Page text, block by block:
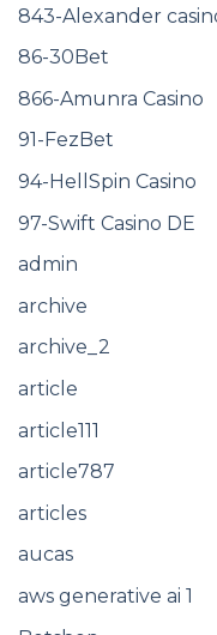
843-Alexander
86-30Bet
866-Amunra Casino
91-FezBet
94-HellSpin Casino
97-Swift Casino DE
admin
archive
archive_2
article
article111
article787
articles
aucas
aws generative ai 1